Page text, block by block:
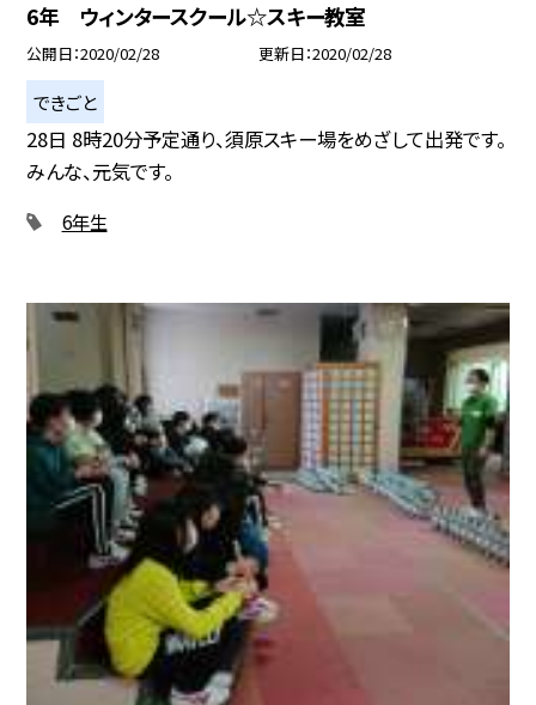
6年 ウィンタースクール☆スキー教室
公開日 2020/02/28 更新日 2020/02/28
できごと
28日 8時20分予定通り、須原スキー場をめざして出発です。
みんな、元気です。
6年生